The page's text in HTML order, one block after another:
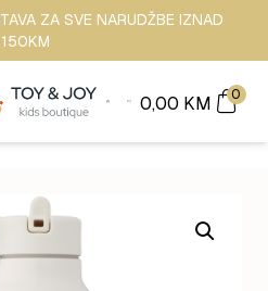
ZA SVE NARUDŽBE IZNAD
150KM
0,00 KM 0